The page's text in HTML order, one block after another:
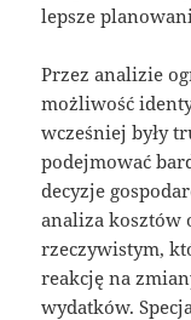
lepsze
Przez analizie
możliwość
wcześniej były
podejmować
decyzje
analiza kosztów
rzeczywistym,
reakcję na
wydatków.